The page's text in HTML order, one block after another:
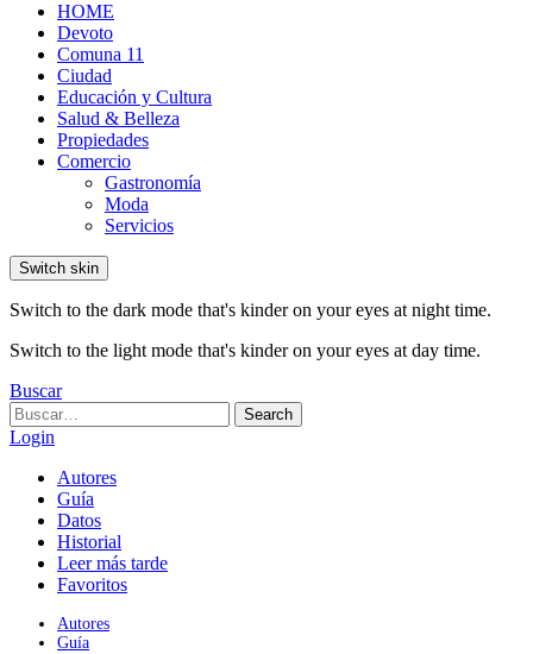
HOME
Devoto
Comuna 11
Ciudad
Educación y Cultura
Salud & Belleza
Propiedades
Comercio
Gastronomía
Moda
Servicios
Switch skin
Switch to the dark mode that's kinder on your eyes at night time.
Switch to the light mode that's kinder on your eyes at day time.
Buscar
Search
for:
Search
Login
Autores
Guía
Datos
Historial
Leer más tarde
Favoritos
Autores
Guía